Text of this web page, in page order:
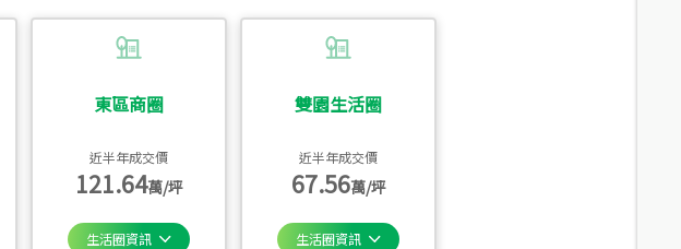
東區商圈
近半年成交價
121.64萬/坪
生活圈資訊
雙園生活圈
近半年成交價
67.56萬/坪
生活圈資訊